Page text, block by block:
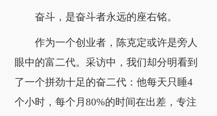
奋斗，是奋斗者永远的座右铭。
作为一个创业者，陈克定或许是旁人
眼中的富二代。采访中，我们却分明看到
了一个拼劲十足的奋二代：他每天只睡4
个小时，每个月80%的时间在出差，专注